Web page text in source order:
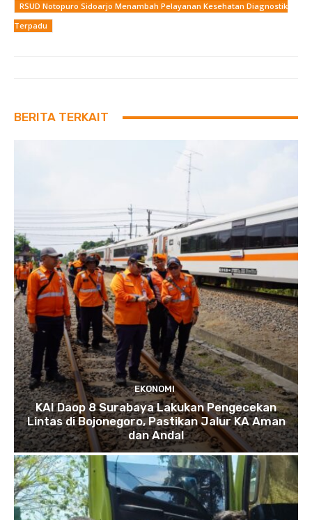
RSUD Notopuro Sidoarjo Menambah Pelayanan Kesehatan Diagnostik
Terpadu
BERITA TERKAIT
EKONOMI
KAI Daop 8 Surabaya Lakukan Pengecekan
Lintas di Bojonegoro, Pastikan Jalur KA Aman
dan Andal